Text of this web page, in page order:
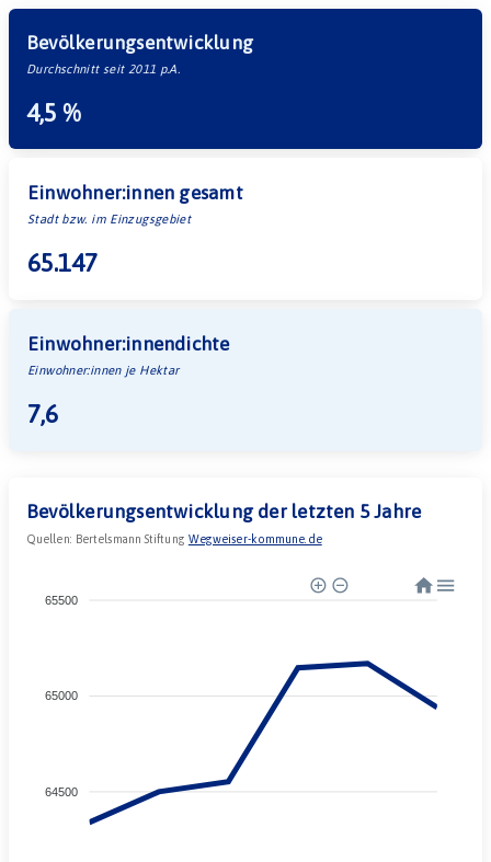
Bevölkerungsentwicklung
Durchschnitt seit 2011 p.A.
4,5 %
Einwohner:innen gesamt
Stadt bzw. im Einzugsgebiet
65.147
Einwohner:innendichte
Einwohner:innen je Hektar
7,6
Bevölkerungsentwicklung der letzten 5 Jahre
Quellen: Bertelsmann Stiftung Wegweiser-kommune.de
65500
65000
64500